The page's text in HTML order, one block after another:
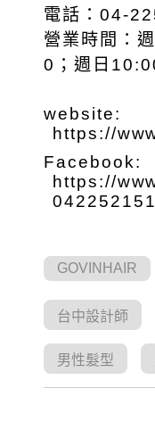
電話：04-
營業時間：
0；週日
website:
https://
Facebook:
https://
GOVINHAIR
台中設計師
男性髮型